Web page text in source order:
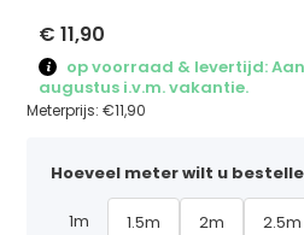
€ 11,90
op voorraad & levertijd:
augustus i.v.m. vakantie.
Meterprijs:€11,90
Hoeveel meter wilt u
1m 1.5m 2m 2.5m